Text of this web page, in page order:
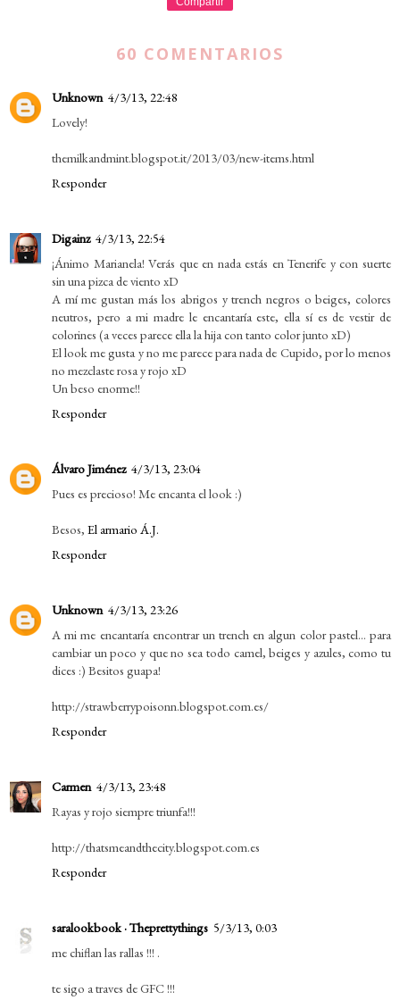
60 COMENTARIOS
Unknown 4/3/13, 22:48
Lovely!
themilkandmint.blogspot.it/2013/03/new-items.html
Responder
Digainz 4/3/13, 22:54
¡Ánimo Marianela! Verás que en nada estás en Tenerife y con suerte
sin una pizca de viento xD
A mí me gustan más los abrigos y trench negros o beiges, colores
neutros, pero a mi madre le encantaría este, ella sí es de vestir de
colorines (a veces parece ella la hija con tanto color junto xD)
El look me gusta y no me parece para nada de Cupido, por lo menos
no mezclaste rosa y rojo xD
Un beso enorme!!
Responder
Álvaro Jiménez 4/3/13, 23:04
Pues es precioso! Me encanta el look :)
Besos, El armario Á.J.
Responder
Unknown 4/3/13, 23:26
A mi me encantaría encontrar un trench en algun color pastel... para
cambiar un poco y que no sea todo camel, beiges y azules, como tu
dices :) Besitos guapa!
http://strawberrypoisonn.blogspot.com.es/
Responder
Carmen 4/3/13, 23:48
Rayas y rojo siempre triunfa!!!
http://thatsmeandthecity.blogspot.com.es
Responder
saralookbook · Theprettythings 5/3/13, 0:03
me chiflan las rallas !!! .
te sigo a traves de GFC !!!